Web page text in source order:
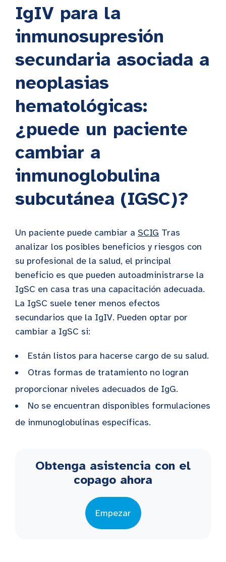
IgIV para la
inmunosupresión
secundaria asociada a
neoplasias
hematológicas:
¿puede un paciente
cambiar a
inmunoglobulina
subcutánea (IGSC)?
Un paciente puede cambiar a SCIG Tras
analizar los posibles beneficios y riesgos con
su profesional de la salud, el principal
beneficio es que pueden autoadministrarse la
IgSC en casa tras una capacitación adecuada.
La IgSC suele tener menos efectos
secundarios que la IgIV. Pueden optar por
cambiar a IgSC si:
Están listos para hacerse cargo de su salud.
Otras formas de tratamiento no logran
proporcionar niveles adecuados de IgG.
No se encuentran disponibles formulaciones
de inmunoglobulinas específicas.
Obtenga asistencia con el
copago ahora
Empezar